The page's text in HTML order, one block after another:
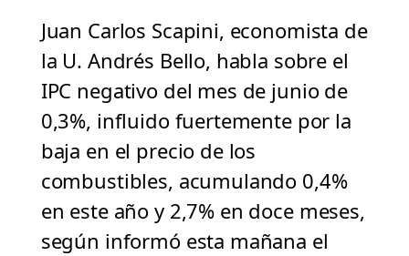
Juan Carlos Scapini, economista de
la U. Andrés Bello, habla sobre el
IPC negativo del mes de junio de
0,3%, influido fuertemente por la
baja en el precio de los
combustibles, acumulando 0,4%
en este año y 2,7% en doce meses,
según informó esta mañana el